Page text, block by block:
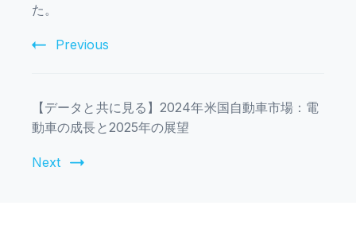
た。
Previous
【データと共に見る】2024年米国自動車市場：電
動車の成長と2025年の展望
Next